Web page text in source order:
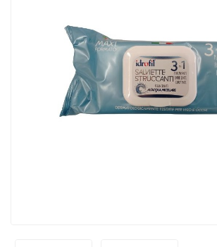
CONDIRE
DOLCIARIO
PRODOTTI